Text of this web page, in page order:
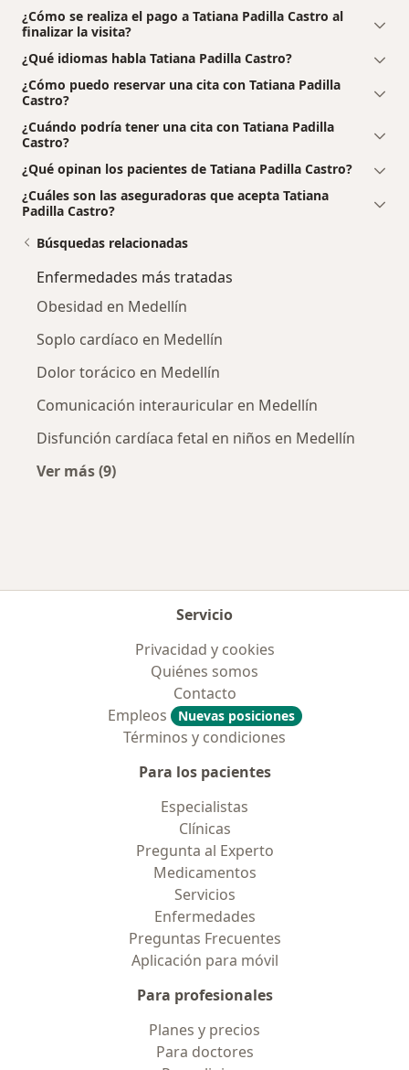
¿Cómo se realiza el pago a Tatiana Padilla Castro al
finalizar la visita?
¿Qué idiomas habla Tatiana Padilla Castro?
¿Cómo puedo reservar una cita con Tatiana Padilla
Castro?
¿Cuándo podría tener una cita con Tatiana Padilla
Castro?
¿Qué opinan los pacientes de Tatiana Padilla Castro?
¿Cuáles son las aseguradoras que acepta Tatiana
Padilla Castro?
Búsquedas relacionadas
Enfermedades más tratadas
Obesidad en Medellín
Soplo cardíaco en Medellín
Dolor torácico en Medellín
Comunicación interauricular en Medellín
Disfunción cardíaca fetal en niños en Medellín
Ver más (9)
Servicio
Privacidad y cookies
Quiénes somos
Contacto
Empleos
Nuevas posiciones
Términos y condiciones
Para los pacientes
Especialistas
Clínicas
Pregunta al Experto
Medicamentos
Servicios
Enfermedades
Preguntas Frecuentes
Aplicación para móvil
Para profesionales
Planes y precios
Para doctores